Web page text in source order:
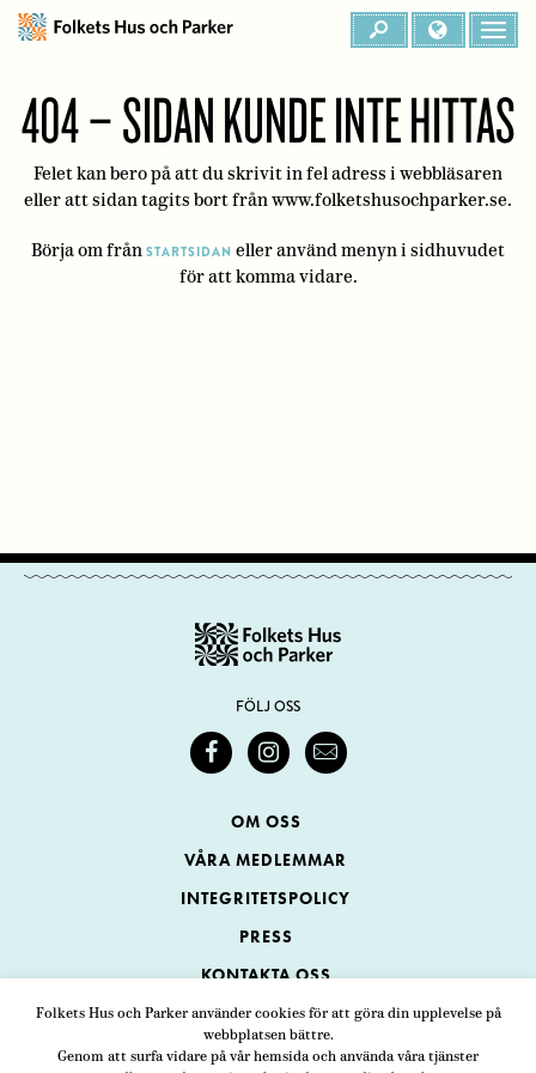
Folkets Hus och Parker använder cookies för att göra din upplevelse på
webbplatsen bättre.
Genom att surfa vidare på vår hemsida och använda våra tjänster
404 – SIDAN KUNDE INTE HITTAS
Felet kan bero på att du skrivit in fel adress i webbläsaren
eller att sidan tagits bort från www.folketshusochparker.se.
Börja om från STARTSIDAN eller använd menyn i sidhuvudet
för att komma vidare.
FÖLJ OSS
OM OSS
VÅRA MEDLEMMAR
INTEGRITETSPOLICY
PRESS
KONTAKTA OSS
Folkets Hus och Parker